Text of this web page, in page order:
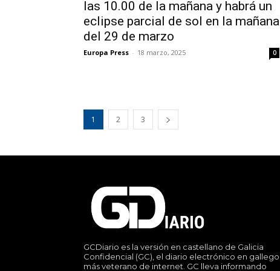
las 10.00 de la mañana y habrá un
eclipse parcial de sol en la mañana
del 29 de marzo
Europa Press - 18 marzo, 2025 0
1 2 3
GCDiario es la versión en castellano de Galicia
Confidencial (GC), el diario electrónico en gallego
más veterano de internet. GC lleva informando